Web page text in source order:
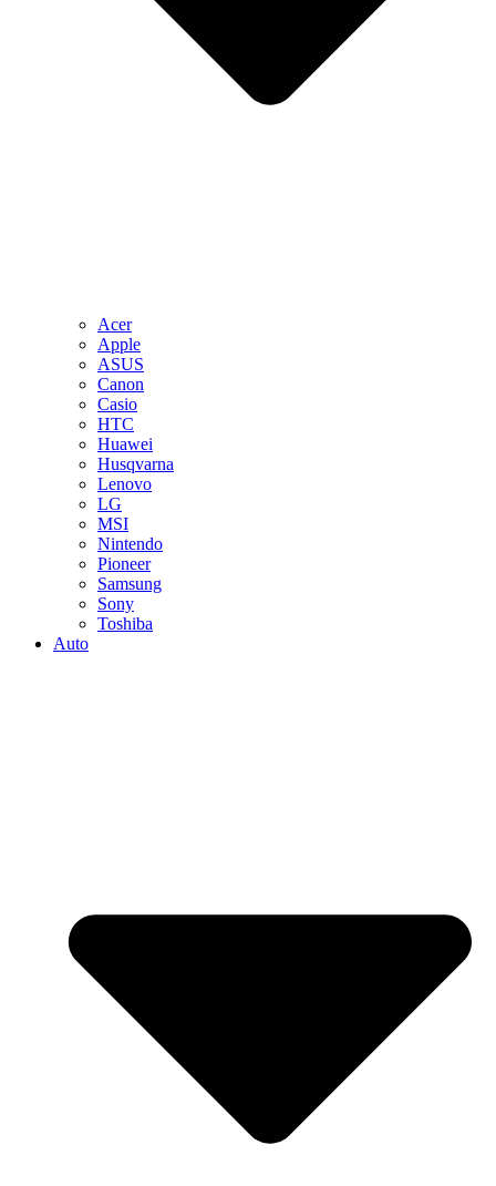
Acer
Apple
ASUS
Canon
Casio
HTC
Huawei
Husqvarna
Lenovo
LG
MSI
Nintendo
Pioneer
Samsung
Sony
Toshiba
Auto